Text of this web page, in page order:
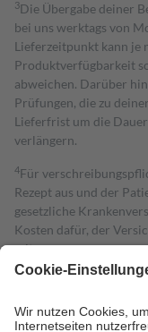
3Die Übergabe deiner
bei uns werktags von
Lieferzeitpunkt kann je
Produktverfügbarkeit
abweichen. Darüber
Prüfungen, die zu
Lieferfrist um die
verlängern.
4Für
Rezept aus und der
gesetzliche
Kosten dafür, der
mit.
Grundsätzlich leisten
höchstens zehn Euro.
Kosten der Leistung zu